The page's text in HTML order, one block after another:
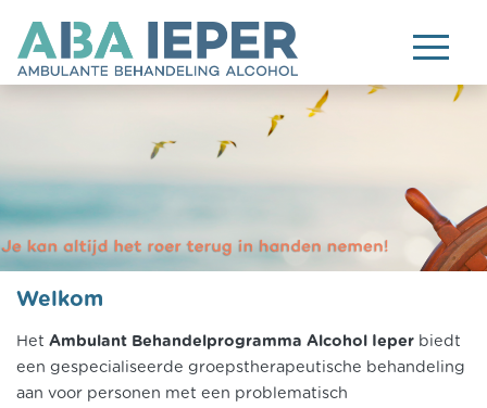
Welkom
Het Ambulant Behandelprogramma Alcohol Ieper biedt
een gespecialiseerde groepstherapeutische behandeling
aan voor personen met een problematisch